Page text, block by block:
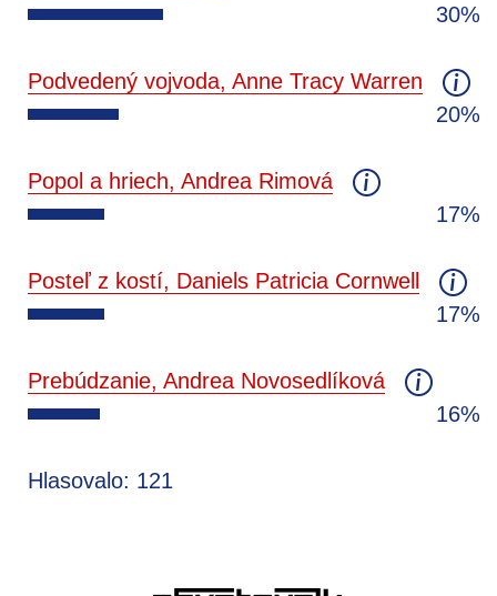
30%
Podvedený vojvoda, Anne Tracy Warren
20%
Popol a hriech, Andrea Rimová
17%
Posteľ z kostí, Daniels Patricia Cornwell
17%
Prebúdzanie, Andrea Novosedlíková
16%
Hlasovalo: 121